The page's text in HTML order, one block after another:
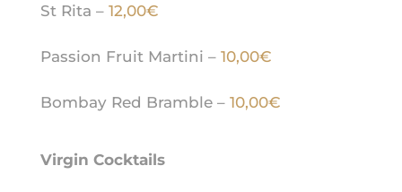
St Rita – 12,00€
Passion Fruit Martini – 10,00€
Bombay Red Bramble – 10,00€
Virgin Cocktails